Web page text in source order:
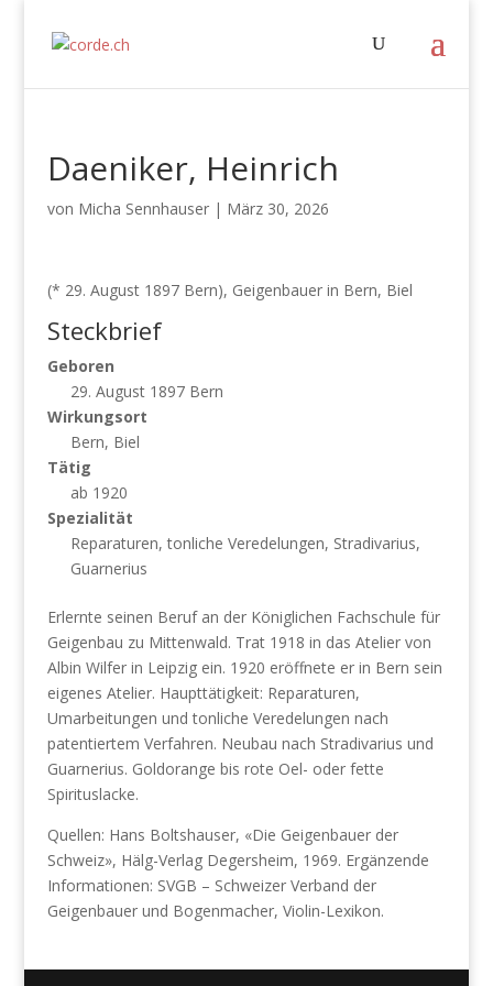
Daeniker, Heinrich
von Micha Sennhauser| März 30, 2026
(* 29. August 1897 Bern), Geigenbauer in Bern, Biel
Steckbrief
Geboren
29. August 1897 Bern
Wirkungsort
Bern, Biel
Tätig
ab 1920
Spezialität
Reparaturen, tonliche Veredelungen, Stradivarius,
Guarnerius
Erlernte seinen Beruf an der Königlichen Fachschule für
Geigenbau zu Mittenwald. Trat 1918 in das Atelier von
Albin Wilfer in Leipzig ein. 1920 eröffnete er in Bern sein
eigenes Atelier. Haupttätigkeit: Reparaturen,
Umarbeitungen und tonliche Veredelungen nach
patentiertem Verfahren. Neubau nach Stradivarius und
Guarnerius. Goldorange bis rote Oel- oder fette
Spirituslacke.
Quellen: Hans Boltshauser, «Die Geigenbauer der
Schweiz», Hälg-Verlag Degersheim, 1969. Ergänzende
Informationen: SVGB – Schweizer Verband der
Geigenbauer und Bogenmacher, Violin-Lexikon.